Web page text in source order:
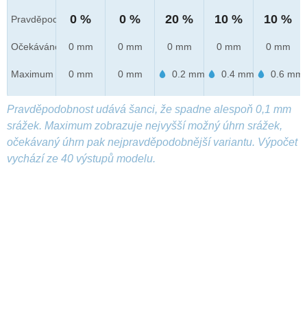
Pravděpod.
Očekáváno
Maximum
0 %
0 mm
0 mm
0 %
0 mm
0 mm
20 %
0 mm
0.2 mm
10 %
0 mm
0.4 mm
10 %
0 mm
0.6 mm
Pravděpodobnost udává šanci, že spadne alespoň 0,1 mm
srážek. Maximum zobrazuje nejvyšší možný úhrn srážek,
očekávaný úhrn pak nejpravděpodobnější variantu. Výpočet
vychází ze 40 výstupů modelu.